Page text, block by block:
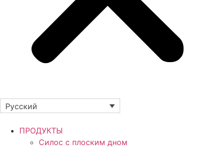
Русский
ПРОДУКТЫ
Силос с плоским дном